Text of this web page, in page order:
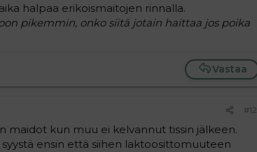
halpaa erikoismaitojen rinnalla.
pikemmin, onko siitä jotain haittaa jos poika
Vastaa
#12
maidot kun muu ei kelvannut tissin jälkeen.
ensin että siihen laktoosittomuuteen